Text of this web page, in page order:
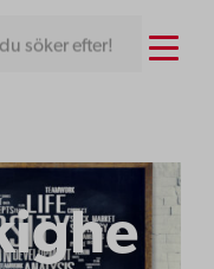
söker efter! Menu